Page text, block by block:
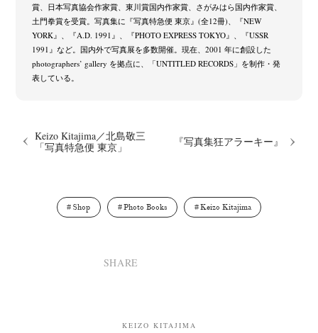
Park (7) photographers' gallery File (16) photographers’ gallery press
Postwar and Shōwa-Era (8) Presence (2) Publication (42)
Renchan (21) Review (23) Rintaro Kameoka (32) Shoreline (56)
Special Exhibitions (60) Takuro Yoneda (44) Tomonori Ryu (15)
賞、日本写真協会作家賞、東川賞国内作家賞、さがみはら国内作家賞、
土門拳賞を受賞。写真集に『写真特急便 東京』(全12冊)、『NEW
YORK』、『A.D. 1991』、『PHOTO EXPRESS TOKYO』、『USSR
1991』など。国内外で写真展を多数開催。現在、2001 年に創設した
photographers’ gallery を拠点に、「UNTITLED RECORDS」を制作・発
表している。
Keizo Kitajima／北島敬三
「写真特急便 東京」
『写真集狂アラーキー』
Shop Photo Books Keizo Kitajima
SHARE
KEIZO KITAJIMA